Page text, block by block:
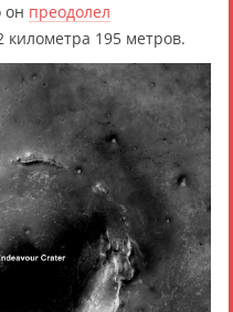
он преодолел
километра 195 метров.